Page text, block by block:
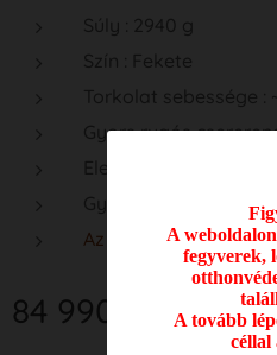
A
fegyverek,
A tovább
céllal
Gyors rugós
Gyártó : Specna Arms
Az akkumulátor és a
84 990